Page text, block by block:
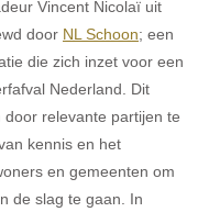
Vincent Nicolaï uit
door NL Schoon; een
die zich inzet voor een
Nederland. Dit
door relevante partijen te
kennis en het
en gemeenten om
de slag te gaan. In